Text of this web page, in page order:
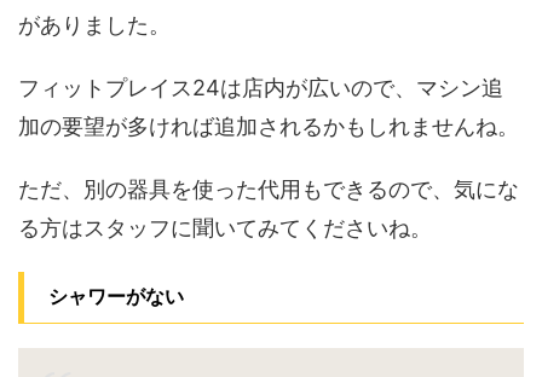
がありました。
フィットプレイス24は店内が広いので、マシン追
加の要望が多ければ追加されるかもしれませんね。
ただ、別の器具を使った代用もできるので、気にな
る方はスタッフに聞いてみてくださいね。
シャワーがない